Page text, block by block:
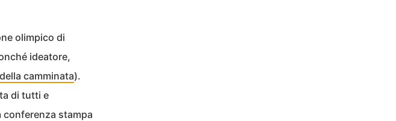
olimpico di
ideatore,
camminata).
di tutti e
conferenza stampa